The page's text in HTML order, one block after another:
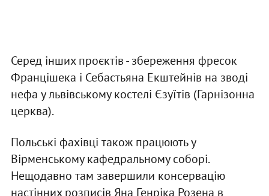
Серед інших проєктів - збереження фресок
Францішека і Себастьяна Екштейнів на зводі
нефа у львівському костелі Єзуїтів (Гарнізонна
церква).
Польські фахівці також працюють у
Вірменському кафедральному соборі.
Нещодавно там завершили консервацію
настінних розписів Яна Генріка Розена в